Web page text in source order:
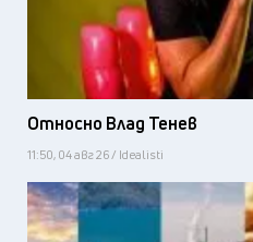
Относно Влад Тенев
11:50, 04 авг 26 / Idealisti